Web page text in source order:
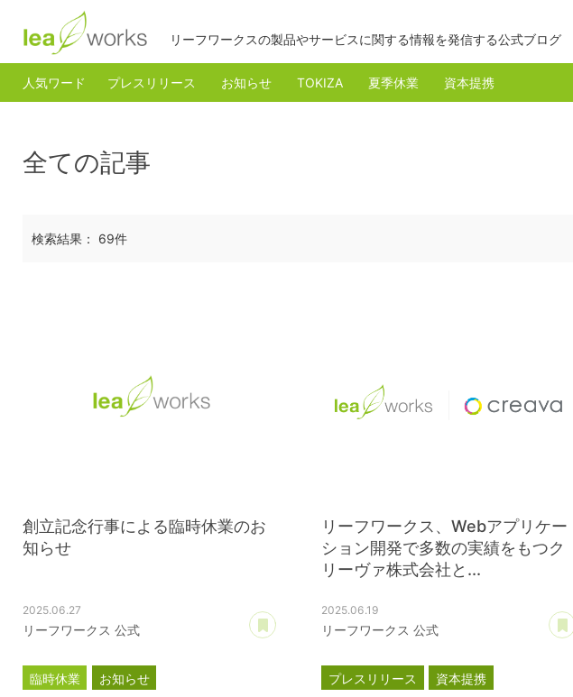
リーフワークスの製品やサービスに関する情報を発信する公式ブログ
人気ワード プレスリリース お知らせ TOKIZA 夏季休業 資本提携
全ての記事
検索結果： 69件
創立記念行事による臨時休業のお
知らせ
2025.06.27
リーフワークス 公式
あとで読む
臨時休業 お知らせ
リーフワークス、Webアプリケー
ション開発で多数の実績をもつク
リーヴァ株式会社と...
2025.06.19
リーフワークス 公式
プレスリリース
資本提携